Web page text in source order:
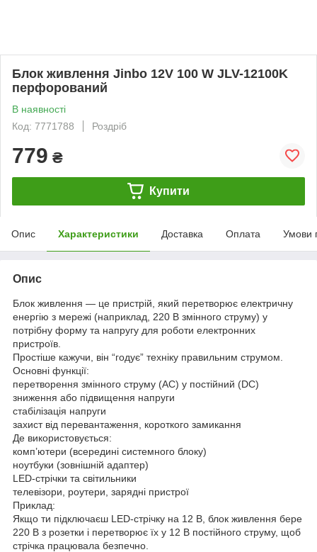
Блок живлення Jinbo 12V 100 W JLV-12100K
перфорований
В наявності
Код: 7771788
Роздріб
779 ₴
Купити
Опис Характеристики Доставка Оплата Умови
Опис
Блок живлення — це пристрій, який перетворює електричну
енергію з мережі (наприклад, 220 В змінного струму) у
потрібну форму та напругу для роботи електронних
пристроїв.
Простіше кажучи, він “годує” техніку правильним струмом.
Основні функції:
перетворення змінного струму (AC) у постійний (DC)
зниження або підвищення напруги
стабілізація напруги
захист від перевантаження, короткого замикання
Де використовується:
комп’ютери (всередині системного блоку)
ноутбуки (зовнішній адаптер)
LED-стрічки та світильники
телевізори, роутери, зарядні пристрої
Приклад:
Якщо ти підключаєш LED-стрічку на 12 В, блок живлення бере
220 В з розетки і перетворює їх у 12 В постійного струму, щоб
стрічка працювала безпечно.